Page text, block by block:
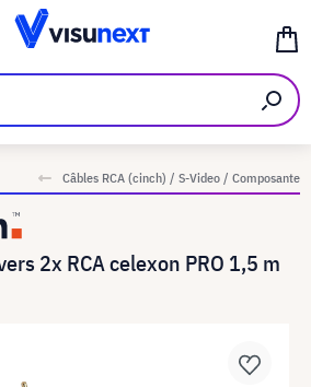
Câbles RCA (cinch) / S-Video / Composante
2x RCA celexon PRO 1,5 m